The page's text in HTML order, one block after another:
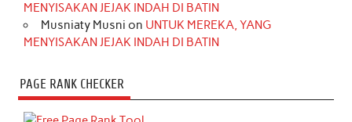
MENYISAKAN JEJAK INDAH DI BATIN
Musniaty Musni on UNTUK MEREKA, YANG
MENYISAKAN JEJAK INDAH DI BATIN
PAGE RANK CHECKER